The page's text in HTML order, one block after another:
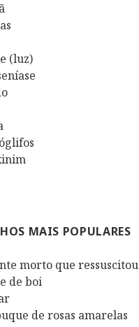
(luz)
MAIS POPULARES
morto que ressuscitou
de boi
de rosas amarelas